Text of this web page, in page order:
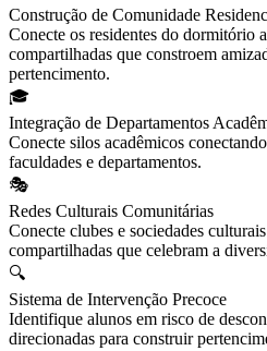
Construção de Comunidade
Conecte os residentes do dormitório
compartilhadas que constroem
pertencimento.
🎓
Integração de Departamentos
Conecte silos acadêmicos
faculdades e departamentos.
🎭
Redes Culturais Comunitárias
Conecte clubes e sociedades
compartilhadas que celebram a
🔍
Sistema de Intervenção Precoce
Identifique alunos em risco de
direcionadas para construir